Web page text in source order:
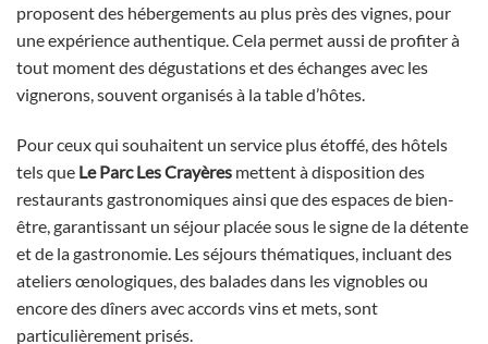
proposent des hébergements au plus près des vignes, pour
une expérience authentique. Cela permet aussi de profiter à
tout moment des dégustations et des échanges avec les
vignerons, souvent organisés à la table d’hôtes.
Pour ceux qui souhaitent un service plus étoffé, des hôtels
tels que Le Parc Les Crayères mettent à disposition des
restaurants gastronomiques ainsi que des espaces de bien-
être, garantissant un séjour placée sous le signe de la détente
et de la gastronomie. Les séjours thématiques, incluant des
ateliers œnologiques, des balades dans les vignobles ou
encore des dîners avec accords vins et mets, sont
particulièrement prisés.